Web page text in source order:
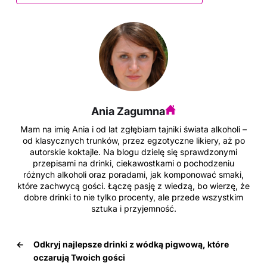
Ania Zagumna
Mam na imię Ania i od lat zgłębiam tajniki świata alkoholi –
od klasycznych trunków, przez egzotyczne likiery, aż po
autorskie koktajle. Na blogu dzielę się sprawdzonymi
przepisami na drinki, ciekawostkami o pochodzeniu
różnych alkoholi oraz poradami, jak komponować smaki,
które zachwycą gości. Łączę pasję z wiedzą, bo wierzę, że
dobre drinki to nie tylko procenty, ale przede wszystkim
sztuka i przyjemność.
←
Odkryj najlepsze drinki z wódką pigwową, które
oczarują Twoich gości